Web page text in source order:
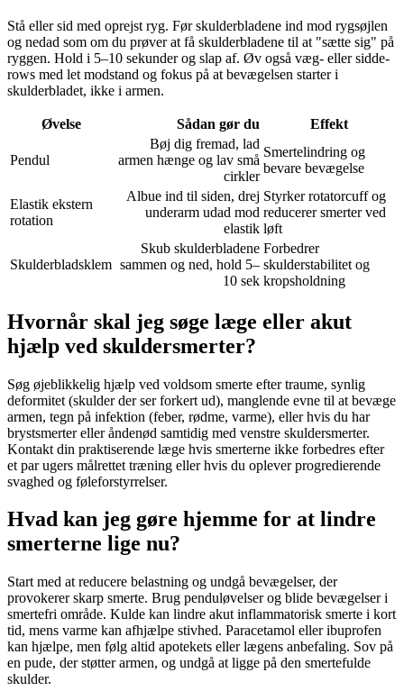
Stå eller sid med oprejst ryg. Før skulderbladene ind mod rygsøjlen
og nedad som om du prøver at få skulderbladene til at "sætte sig" på
ryggen. Hold i 5–10 sekunder og slap af. Øv også væg- eller sidde-
rows med let modstand og fokus på at bevægelsen starter i
skulderbladet, ikke i armen.
Øvelse Sådan gør du Effekt
Pendul
Bøj dig fremad, lad
armen hænge og lav små
cirkler
Smertelindring og
bevare bevægelse
Elastik ekstern
rotation
Albue ind til siden, drej
underarm udad mod
elastik
Styrkerrotatorcuffog
reducerer smerter ved
løft
Skulderbladsklem
Skub skulderbladene
sammen og ned, hold 5–
10 sek
Forbedrer
skulderstabilitet og
kropsholdning
Hvornår skal jeg søge læge eller akut
hjælp ved skuldersmerter?
Søg øjeblikkelig hjælp ved voldsom smerte eftertraume, synlig
deformitet (skulderder ser forkert ud), manglende evne til at bevæge
armen, tegn på infektion (feber, rødme, varme), eller hvis du har
brystsmerter eller åndenød samtidig med venstre skuldersmerter.
Kontakt din praktiserende læge hvis smerterne ikke forbedres efter
et par ugers målrettet træning eller hvis du oplever progredierende
svaghed og føleforstyrrelser.
Hvad kan jeg gøre hjemme for at lindre
smerterne lige nu?
Start med at reducere belastning og undgå bevægelser, der
provokerer skarp smerte. Brug penduløvelser og blide bevægelser i
smertefri område. Kulde kan lindre akut inflammatorisk smerte i kort
tid, mens varme kan afhjælpe stivhed. Paracetamol eller ibuprofen
kan hjælpe, men følg altid apotekets eller lægens anbefaling. Sov på
en pude, der støtterarmen, og undgå at ligge på den smertefulde
skulder.